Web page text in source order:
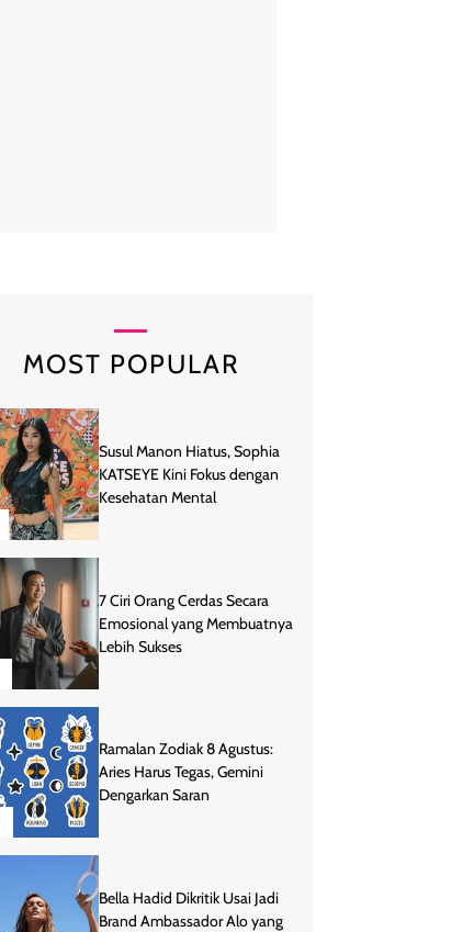
MOST POPULAR
Susul Manon Hiatus, Sophia
KATSEYE Kini Fokus dengan
Kesehatan Mental
7 Ciri Orang Cerdas Secara
Emosional yang Membuatnya
Lebih Sukses
Ramalan Zodiak 8 Agustus:
Aries Harus Tegas, Gemini
Dengarkan Saran
Bella Hadid Dikritik Usai Jadi
Brand Ambassador Alo yang